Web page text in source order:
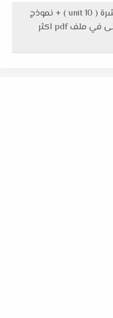
تحميل إمتحانات لونجمان الوحدة العاشرة ( unit 10 ) + نموذج
الاجابة للصف الثانى الثانوى الترم الثانى في ملف pdf اكثر